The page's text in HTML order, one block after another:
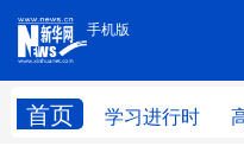
手机版
首页 学习进行时
手机版